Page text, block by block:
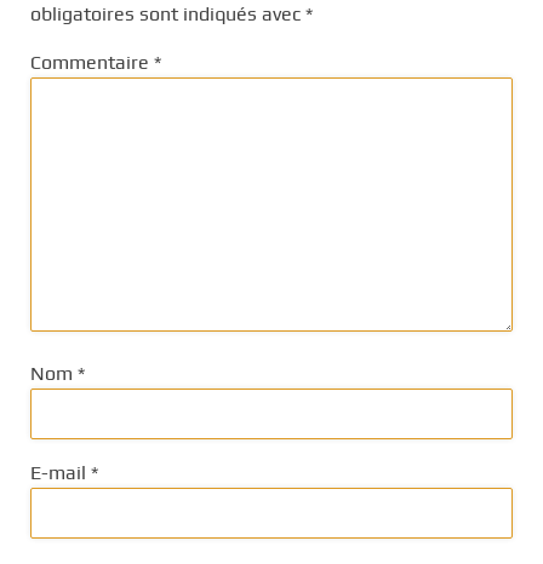
obligatoires sont indiqués avec *
Commentaire *
Nom *
E-mail *